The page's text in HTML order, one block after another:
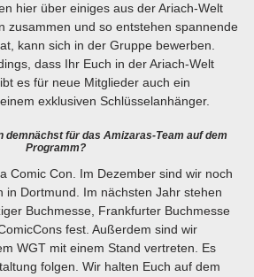
hier über einiges aus der Ariach-Welt
zusammen und so entstehen spannende
kann sich in der Gruppe bewerben.
dass Ihr Euch in der Ariach-Welt
es für neue Mitglieder auch ein
exklusiven Schlüsselanhänger.
demnächst für das Amizaras-Team auf dem
Programm?
Comic Con. Im Dezember sind wir noch
in Dortmund. Im nächsten Jahr stehen
Buchmesse, Frankfurter Buchmesse
fest. Außerdem sind wir
WGT mit einem Stand vertreten. Es
folgen. Wir halten Euch auf dem